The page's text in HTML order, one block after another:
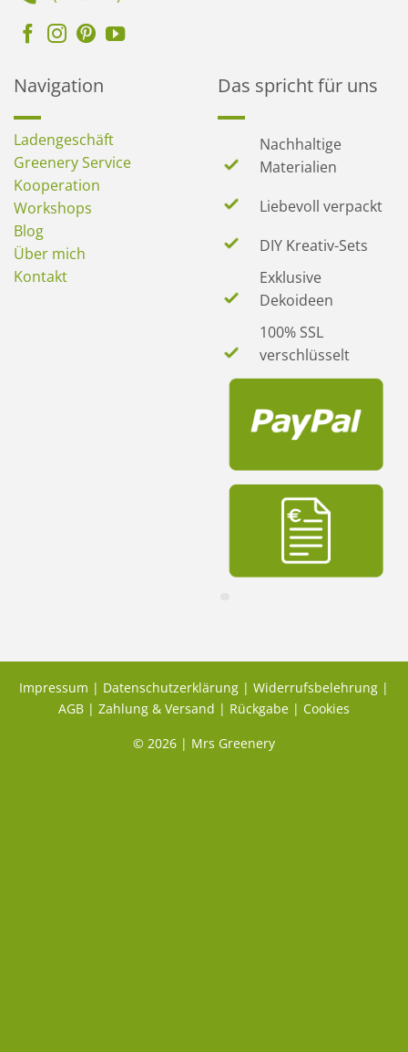
Navigation
Ladengeschäft
Greenery Service
Kooperation
Workshops
Blog
Über mich
Kontakt
Das spricht für uns
Nachhaltige
Materialien
Liebevoll verpackt
DIY Kreativ-Sets
Exklusive
Dekoideen
100% SSL
verschlüsselt
Impressum | Datenschutzerklärung | Widerrufsbelehrung |
AGB | Zahlung & Versand | Rückgabe | Cookies
© 2026 | Mrs Greenery